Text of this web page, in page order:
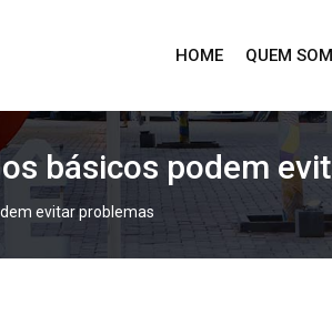
HOME QUEM
básicos podem
evitar problemas